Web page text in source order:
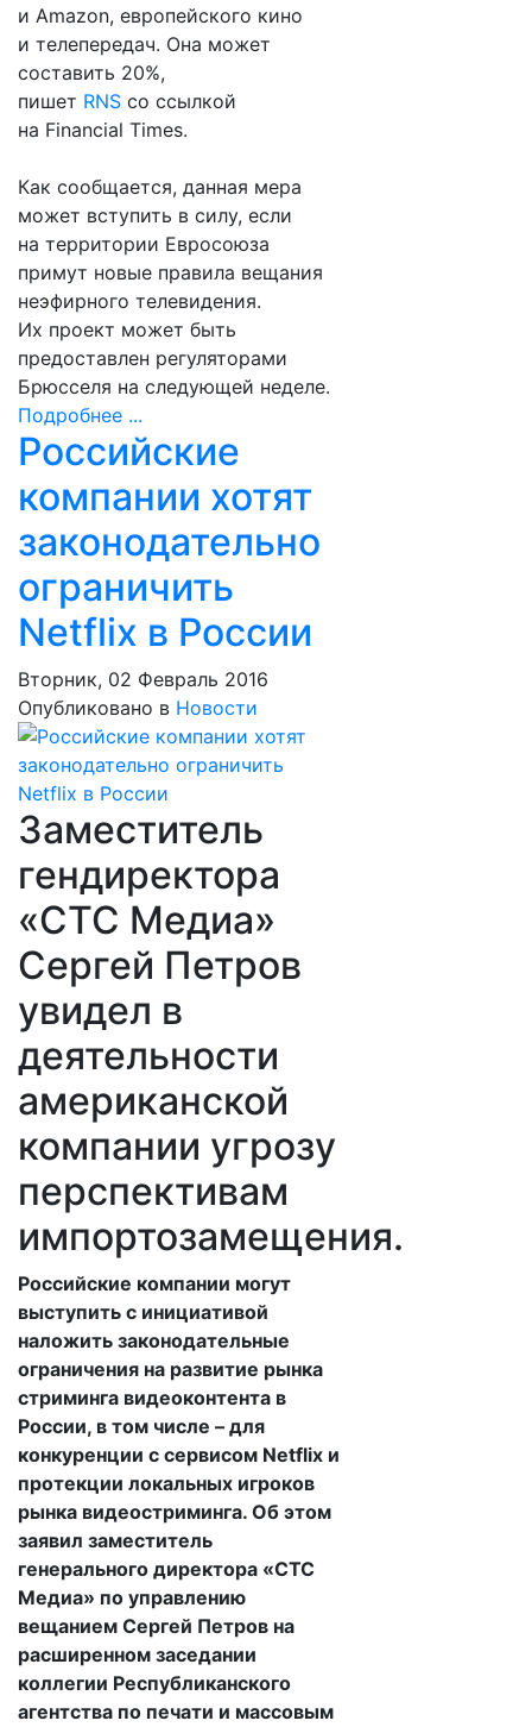
и Amazon, европейского кино
и телепередач. Она может
составить 20%,
пишет RNS со ссылкой
на Financial Times.
Как сообщается, данная мера
может вступить в силу, если
на территории Евросоюза
примут новые правила вещания
неэфирного телевидения.
Их проект может быть
предоставлен регуляторами
Брюсселя на следующей неделе.
Подробнее ...
Российские
компании хотят
законодательно
ограничить
Netflix в России
Вторник, 02 Февраль 2016
Опубликовано в Новости
Заместитель
гендиректора
«СТС Медиа»
Сергей Петров
увидел в
деятельности
американской
компании угрозу
перспективам
импортозамещения.
Российские компании могут
выступить с инициативой
наложить законодательные
ограничения на развитие рынка
стриминга видеоконтента в
России, в том числе – для
конкуренции с сервисом Netflix и
протекции локальных игроков
рынка видеостриминга. Об этом
заявил заместитель
генерального директора «СТС
Медиа» по управлению
вещанием Сергей Петров на
расширенном заседании
коллегии Республиканского
агентства по печати и массовым